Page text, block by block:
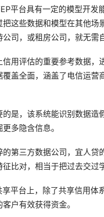
台具有一定的模型开发
把这些数据和模型在其他场
司，或租房公司，就无需
评估的重要参考数据，
覆盖全面，涵盖了电信运营
，该系统能识别数据造假
多隐含信息。
三方数据公司，宜人贷
比对，相当于把过去交过
台上，除了共享信用体
户有效获得资金。